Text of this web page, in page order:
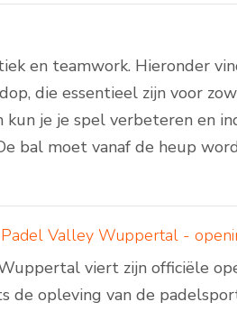
en teamwork. Hieronder
die essentieel zijn voor
je je spel verbeteren en
bal moet vanaf de heup
viert zijn officiële
de opleving van de